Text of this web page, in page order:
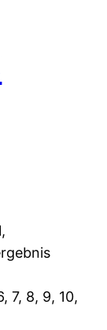
7, 8, 9, 10,